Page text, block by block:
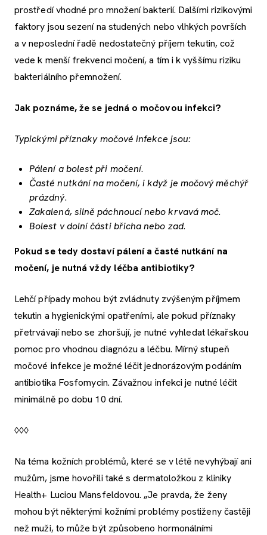
prostředí vhodné pro množení bakterií. Dalšími rizikovými
faktory jsou sezení na studených nebo vlhkých površích
a v neposlední řadě nedostatečný příjem tekutin, což
vede k menší frekvenci močení, a tím i k vyššímu riziku
bakteriálního přemnožení.
Jak poznáme, že se jedná o močovou infekci?
Typickými příznaky močové infekce jsou:
Pálení a bolest při močení.
Časté nutkání na močení, i když je močový měchýř
prázdný.
Zakalená, silně páchnoucí nebo krvavá moč.
Bolest v dolní části břicha nebo zad.
Pokud se tedy dostaví pálení a časté nutkání na
močení, je nutná vždy léčba antibiotiky?
Lehčí případy mohou být zvládnuty zvýšeným příjmem
tekutin a hygienickými opatřeními, ale pokud příznaky
přetrvávají nebo se zhoršují, je nutné vyhledat lékařskou
pomoc pro vhodnou diagnózu a léčbu. Mírný stupeň
močové infekce je možné léčit jednorázovým podáním
antibiotika Fosfomycin. Závažnou infekci je nutné léčit
minimálně po dobu 10 dní.
◊◊◊
Na téma kožních problémů, které se v létě nevyhýbají ani
mužům, jsme hovořili také s dermatoložkou z kliniky
Health+ Luciou Mansfeldovou. „Je pravda, že ženy
mohou být některými kožními problémy postiženy častěji
než muži, to může být způsobeno hormonálními